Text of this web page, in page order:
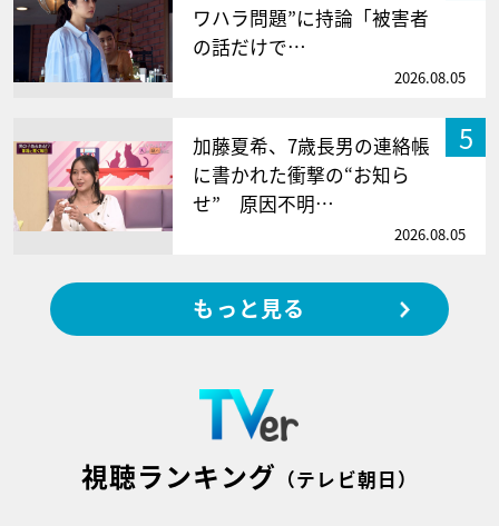
ワハラ問題”に持論「被害者
の話だけで…
2026.08.05
5
加藤夏希、7歳長男の連絡帳
に書かれた衝撃の“お知ら
せ” 原因不明…
2026.08.05
もっと見る
視聴ランキング （テレビ朝日）